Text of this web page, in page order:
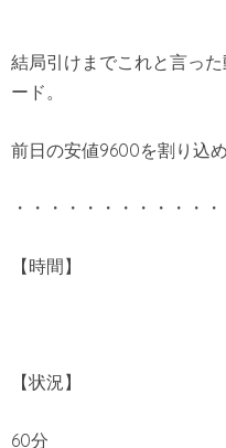
結局引けまでこれと言っ
ード。
前日の安値9600を割り込
・・・・・・・・・・・
【時間】
【状況】
60分